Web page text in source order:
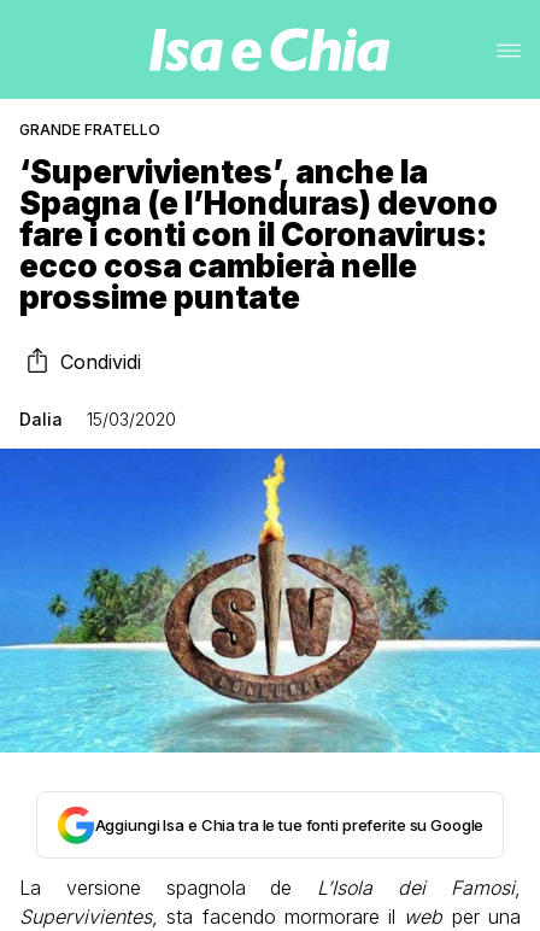
GRANDE FRATELLO
‘Supervivientes’, anche la
Spagna (e l’Honduras) devono
fare i conti con il Coronavirus:
ecco cosa cambierà nelle
prossime puntate
Condividi
Dalia 15/03/2020
Aggiungi Isa e Chia tra le tue fonti preferite su Google
La versione spagnola de L’Isola dei Famosi,
Supervivientes, sta facendo mormorare il web per una